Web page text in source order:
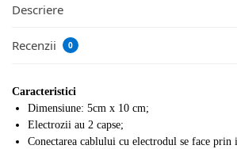
Descriere
Recenzii 0
Caracteristici
Dimensiune: 5cm x 10 cm;
Electrozii au 2 capse;
Conectarea cablului cu electrodul se face prin